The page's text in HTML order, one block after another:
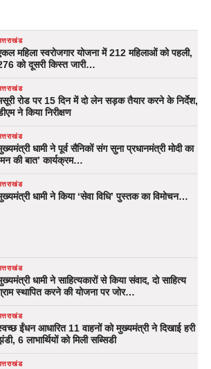
महिला स्वरोजगार योजना में 212 महिलाओं को पहली,
को दूसरी किस्त जारी…
रोड पर 15 दिन में दो लेन सड़क तैयार करने के निर्देश,
ने किया निरीक्षण
धामी ने पूर्व सैनिकों संग सुना प्रधानमंत्री मोदी का
की बात’ कार्यक्रम…
धामी ने किया ‘सेवा विधि’ पुस्तक का विमोचन…
धामी ने साहित्यकारों से किया संवाद, दो साहित्य
स्थापित करने की योजना पर जोर…
ईंधन आधारित 11 वाहनों को मुख्यमंत्री ने दिखाई हरी
6 लाभार्थियों को मिली सब्सिडी